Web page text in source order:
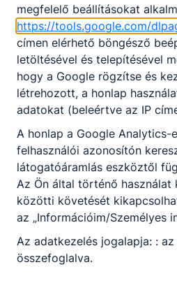
megfelelő beállításokat
https://tools.google.com/
címen elérhető böngésző
letöltésével és telepítésével
hogy a Google rögzítse és
létrehozott, a honlap
adatokat (beleértve az IP
A honlap a Google Analytics-
felhasználói azonosítón
látogatóáramlás eszköztől
Az Ön által történő
közötti követését
az „Információim/Személyes
Az adatkezelés jogalapja: :
összefoglalva.